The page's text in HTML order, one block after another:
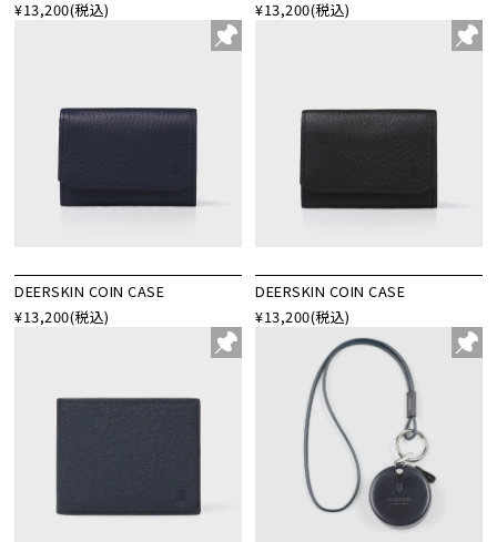
¥13,200(税込) ¥13,200(税込)
DEERSKIN COIN CASE
¥13,200(税込)
DEERSKIN COIN CASE
¥13,200(税込)